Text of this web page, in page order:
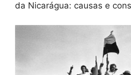
da Nicarágua: causas e